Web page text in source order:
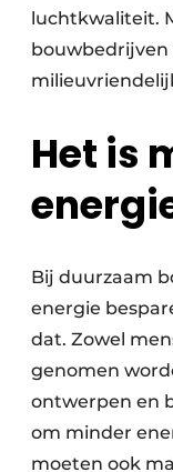
Houtbouw
Renovatie
Software
Veiligheid &
luchtkwaliteit.
bouwbedrijven
Het is
Bij duurzaam
energie
dat. Zowel
genomen
ontwerpen en
om minder
moeten ook